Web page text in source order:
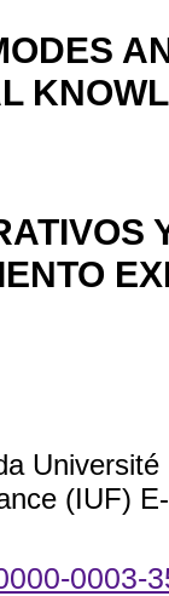
(IUF)
0003-